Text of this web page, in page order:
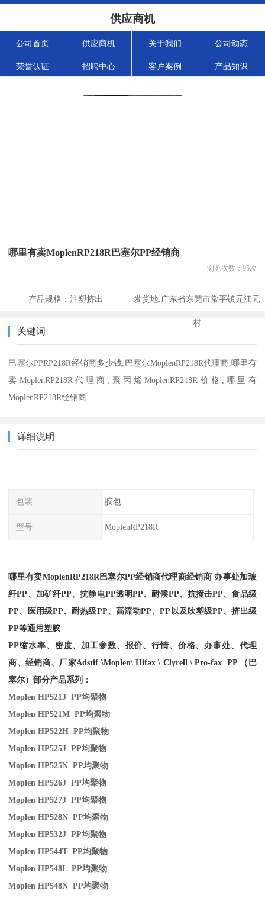
供应商机
公司首页 供应商机 关于我们 公司动态
荣誉认证 招聘中心 客户案例 产品知识
哪里有卖MoplenRP218R巴塞尔PP经销商
浏览次数： 95次
产品规格： 注塑挤出 发货地:广东省东莞市常平镇元江元
村
关键词
巴塞尔PPRP218R经销商多少钱,巴塞尔MoplenRP218R代理商,哪里有
卖MoplenRP218R代理商,聚丙烯MoplenRP218R价格,哪里有
MoplenRP218R经销商
详细说明
包装 胶包
型号 MoplenRP218R
哪里有卖MoplenRP218R巴塞尔PP经销商代理商经销商 办事处加玻
纤PP、加矿纤PP、抗静电PP透明PP、耐候PP、抗撞击PP、食品级
PP、医用级PP、耐热级PP、高流动PP、PP以及吹塑级PP、挤出级
PP等通用塑胶
PP缩水率、密度、加工参数、报价、行情、价格、办事处、代理
商、经销商、厂家Adstif \Moplen\ Hifax \ Clyrell \ Pro-fax PP （巴
塞尔）部分产品系列：
Moplen HP521J PP均聚物
Moplen HP521M PP均聚物
Moplen HP522H PP均聚物
Moplen HP525J PP均聚物
Moplen HP525N PP均聚物
Moplen HP526J PP均聚物
Moplen HP527J PP均聚物
Moplen HP528N PP均聚物
Moplen HP532J PP均聚物
Moplen HP544T PP均聚物
Moplen HP548L PP均聚物
Moplen HP548N PP均聚物